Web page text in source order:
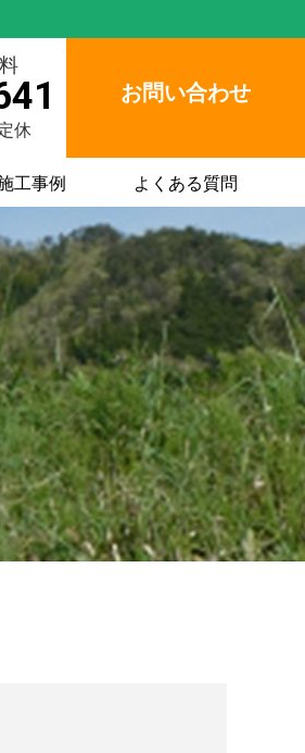
休
お問い合わせ
工事例 よくある質問